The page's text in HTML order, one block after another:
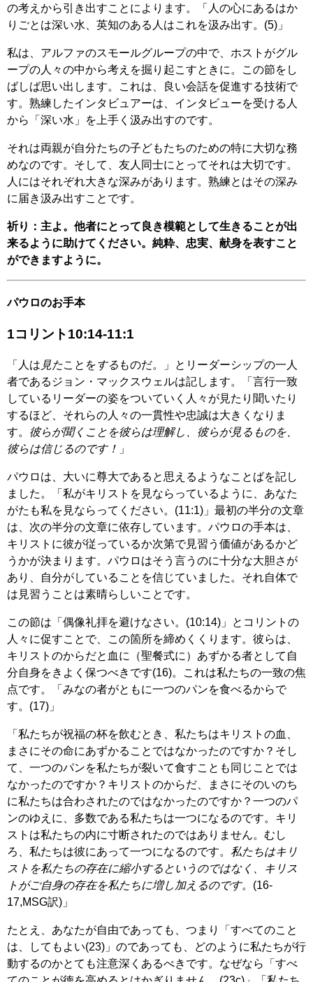
の考えから引き出すことによります。「人の心にあるはか
りごとは深い水、英知のある人はこれを汲み出す。(5)」
私は、アルファのスモールグループの中で、ホストがグル
ープの人々の中から考えを掘り起こすときに。この節をし
ばしば思い出します。これは、良い会話を促進する技術で
す。熟練したインタビュアーは、インタビューを受ける人
から「深い水」を上手く汲み出すのです。
それは両親が自分たちの子どもたちのための特に大切な務
めなのです。そして、友人同士にとってそれは大切です。
人にはそれぞれ大きな深みがあります。熟練とはその深み
に届き汲み出すことです。
祈り：主よ。他者にとって良き模範として生きることが出
来るように助けてください。純粋、忠実、献身を表すこと
ができますように。
パウロのお手本
1コリント10:14-11:1
「人は 見たことをする ものだ。」とリーダーシップの一人
者であるジョン・マックスウェルは記します。「言行一致
しているリーダーの姿をついていく人々が見たり聞いたり
するほど、それらの人々の一貫性や忠誠は大きくなりま
す。 彼らが聞くことを彼らは理解し、彼らが見るものを、
彼らは信じるのです！ 」
パウロは、大いに尊大であると思えるようなことばを記し
ました。「私がキリストを見ならっているように、あなた
がたも私を見ならってください。(11:1)」最初の半分の文章
は、次の半分の文章に依存しています。パウロの手本は、
キリストに彼が従っているか次第で見習う価値があるかど
うかが決まります。パウロはそう言うのに十分な大胆さが
あり、自分がしていることを信じていました。それ自体で
は見習うことは素晴らしいことです。
この節は「偶像礼拝を避けなさい。(10:14)」とコリントの
人々に促すことで、この箇所を締めくくります。彼らは、
キリストのからだと血に（聖餐式に）あずかる者として自
分自身をきよく保つべきです(16)。これは私たちの一致の焦
点です。「みなの者がともに一つのパンを食べるからで
す。(17)」
「私たちが祝福の杯を飲むとき、私たちはキリストの血、
まさにその命にあずかることではなかったのですか？そし
て、一つのパンを私たちが裂いて食すことも同じことでは
なかったのですか？キリストのからだ、まさにそのいのち
に私たちは合わされたのではなかったのですか？一つのパ
ンのゆえに、多数である私たちは一つになるのです。キリ
ストは私たちの内に寸断されたのではありません。むし
ろ、私たちは彼にあって一つになるのです。 私たちはキリ
ストを私たちの存在に縮小するというのではなく、キリス
トがご自身の存在を私たちに増し加えるのです。 (16-
17,MSG訳)」
たとえ、あなたが自由であっても、つまり「すべてのこと
は、してもよい(23)」のであっても、どのように私たちが行
動するのかとても注意深くあるべきです。なぜなら「すべ